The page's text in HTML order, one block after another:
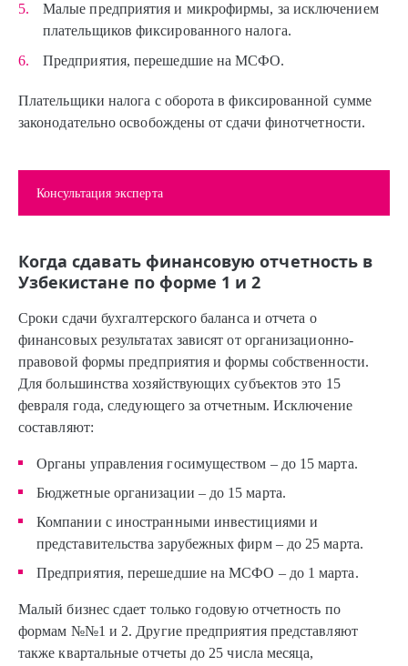
Малые предприятия и микрофирмы, за исключением
плательщиков фиксированного налога.
Предприятия, перешедшие на МСФО.
Плательщики налога с оборота в фиксированной сумме
законодательно освобождены от сдачи финотчетности.
Консультация эксперта
Когда сдавать финансовую отчетность в
Узбекистане по форме 1 и 2
Сроки сдачи бухгалтерского баланса и отчета о
финансовых результатах зависят от организационно-
правовой формы предприятия и формы собственности.
Для большинства хозяйствующих субъектов это 15
февраля года, следующего за отчетным. Исключение
составляют:
Органы управления госимуществом – до 15 марта.
Бюджетные организации – до 15 марта.
Компании с иностранными инвестициями и
представительства зарубежных фирм – до 25 марта.
Предприятия, перешедшие на МСФО – до 1 марта.
Малый бизнес сдает только годовую отчетность по
формам №№1 и 2. Другие предприятия представляют
также квартальные отчеты до 25 числа месяца,